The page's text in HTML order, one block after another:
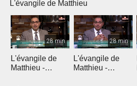
L'évangile de Matthieu
28 min
L'évangile de
Matthieu -
28 min
L'évangile de
Matthieu -